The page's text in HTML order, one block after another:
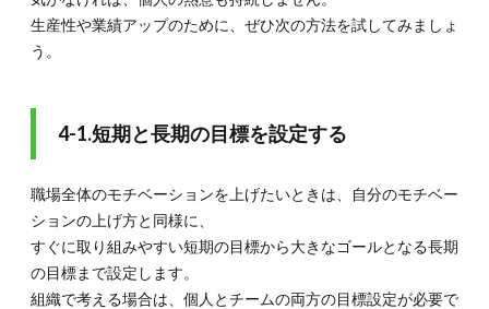
生産性や業績アップのために、ぜひ次の方法を試してみましょ
う。
4-1.短期と長期の目標を設定する
職場全体のモチベーションを上げたいときは、自分のモチベー
ションの上げ方と同様に、
すぐに取り組みやすい短期の目標から大きなゴールとなる長期
の目標まで設定します。
組織で考える場合は、個人とチームの両方の目標設定が必要で